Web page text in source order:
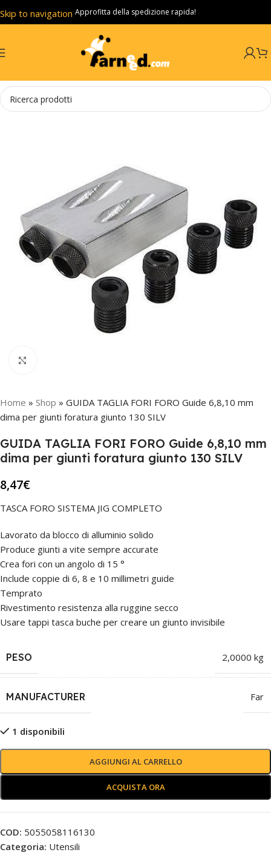
Skip to navigation
Skip to main content
Approfitta della spedizione rapida!
Home » Shop » GUIDA TAGLIA FORI FORO Guide 6,8,10 mm
dima per giunti foratura giunto 130 SILV
GUIDA TAGLIA FORI FORO Guide 6,8,10 mm
dima per giunti foratura giunto 130 SILV
8,47€
TASCA FORO SISTEMA JIG COMPLETO
Lavorato da blocco di alluminio solido
Produce giunti a vite sempre accurate
Crea fori con un angolo di 15 °
Include coppie di 6, 8 e 10 millimetri guide
Temprato
Rivestimento resistenza alla ruggine secco
Usare tappi tasca buche per creare un giunto invisibile
PESO 2,0000 kg
MANUFACTURER Far
1 disponibili
AGGIUNGI AL CARRELLO
ACQUISTA ORA
COD: 5055058116130
Categoria: Utensili